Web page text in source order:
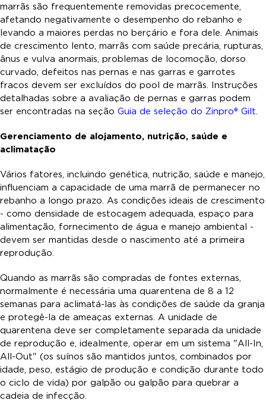
marrãs são frequentemente removidas precocemente,
afetando negativamente o desempenho do rebanho e
levando a maiores perdas no berçário e fora dele. Animais
de crescimento lento, marrãs com saúde precária, rupturas,
ânus e vulva anormais, problemas de locomoção, dorso
curvado, defeitos nas pernas e nas garras e garrotes
fracos devem ser excluídos do pool de marrãs. Instruções
detalhadas sobre a avaliação de pernas e garras podem
ser encontradas na seção Guia de seleção do Zinpro® Gilt.
Gerenciamento de alojamento, nutrição, saúde e
aclimatação
Vários fatores, incluindo genética, nutrição, saúde e manejo,
influenciam a capacidade de uma marrã de permanecer no
rebanho a longo prazo. As condições ideais de crescimento
- como densidade de estocagem adequada, espaço para
alimentação, fornecimento de água e manejo ambiental -
devem ser mantidas desde o nascimento até a primeira
reprodução.
Quando as marrãs são compradas de fontes externas,
normalmente é necessária uma quarentena de 8 a 12
semanas para aclimatá-las às condições de saúde da granja
e protegê-la de ameaças externas. A unidade de
quarentena deve ser completamente separada da unidade
de reprodução e, idealmente, operar em um sistema "All-In,
All-Out" (os suínos são mantidos juntos, combinados por
idade, peso, estágio de produção e condição durante todo
o ciclo de vida) por galpão ou galpão para quebrar a
cadeia de infecção.